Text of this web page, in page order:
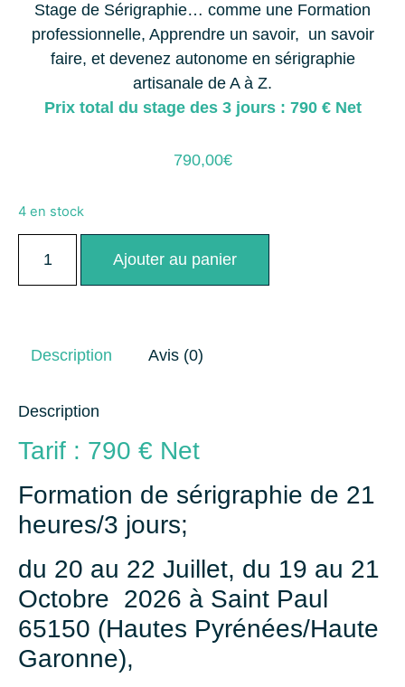
Stage de Sérigraphie… comme une Formation
professionnelle, Apprendre un savoir, un savoir
faire, et devenez autonome en sérigraphie
artisanale de A à Z.
Prix total du stage des 3 jours : 790 € Net
790,00€
4 en stock
Ajouter au panier
Description Avis (0)
Description
Tarif : 790 € Net
Formation de sérigraphie de 21
heures/3 jours;
du 20 au 22 Juillet, du 19 au 21
Octobre 2026 à Saint Paul
65150 (Hautes Pyrénées/Haute
Garonne),